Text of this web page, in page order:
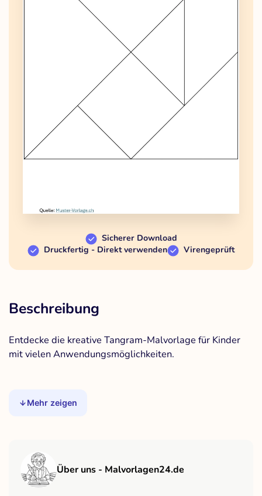
Sicherer Download
Druckfertig - Direkt verwenden
Virengeprüft
Beschreibung
Entdecke die kreative Tangram-Malvorlage für Kinder
mit vielen Anwendungsmöglichkeiten.
Mehr zeigen
Über uns - Malvorlagen24.de